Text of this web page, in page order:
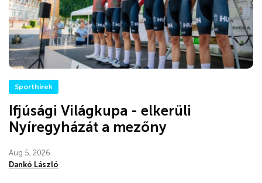
Sporthírek
Ifjúsági Világkupa - elkerüli
Nyíregyházát a mezőny
Aug 5, 2026
Dankó László